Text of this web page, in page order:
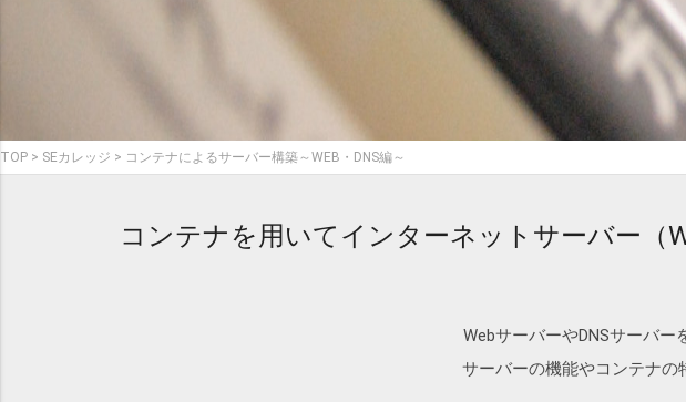
TOP SEカレッジ コンテナによるサーバー構築～WEB・DNS編～
コンテナを用いてインターネットサーバー（
WebサーバーやDNSサーバー
サーバーの機能やコンテナの